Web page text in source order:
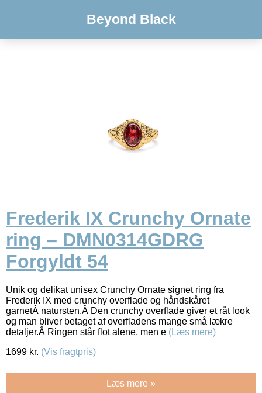
Beyond Black
Frederik IX Crunchy Ornate
ring – DMN0314GDRG
Forgyldt 54
Unik og delikat unisex Crunchy Ornate signet ring fra
Frederik IX med crunchy overflade og håndskåret
garnetÂ natursten.Â Den crunchy overflade giver et råt look
og man bliver betaget af overfladens mange små lækre
detaljer.Â Ringen står flot alene, men e (Læs mere)
1699 kr. (Vis fragtpris)
Læs mere »